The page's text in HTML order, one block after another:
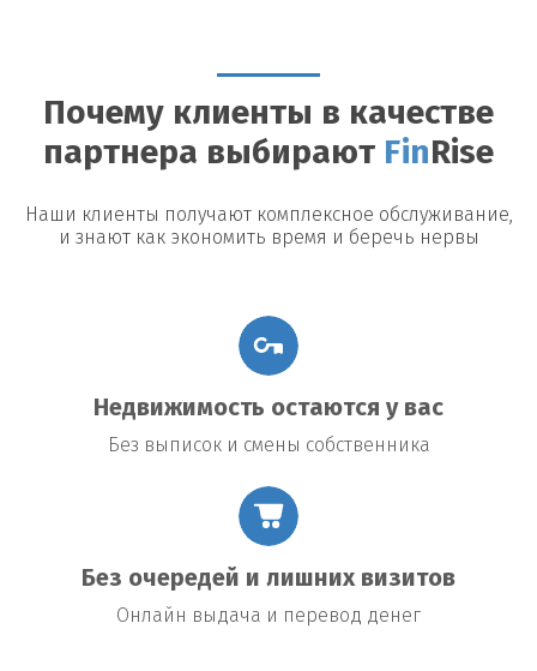
Возможные риски
Утрата недвижимости: В случае невыполнения условий
договора заемщик рискует потерять заложенное имущество.
Повышение процентной ставки:В некоторых договорах
предусмотрено повышение процентной ставки в случае
изменения общих экономических условий.
Почему клиенты в качестве
партнера выбирают Fin Rise
Наши клиенты получают комплексное обслуживание,
и знают как экономить время и беречь нервы
Недвижимость остаются у вас
Без выписок и смены собственника
Без очередей и лишних визитов
Онлайн выдача и перевод денег